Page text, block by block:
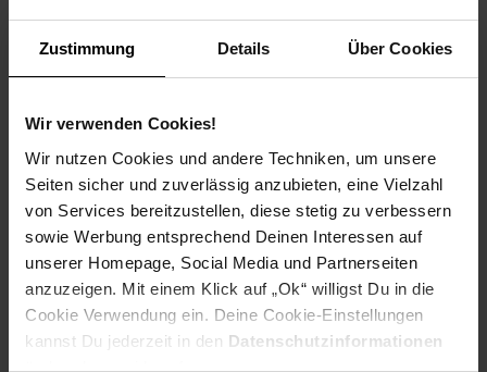
Zustimmung Details Über Cookies
Wir verwenden Cookies!
Wir nutzen Cookies und andere Techniken, um unsere
Seiten sicher und zuverlässig anzubieten, eine Vielzahl
von Services bereitzustellen, diese stetig zu verbessern
sowie Werbung entsprechend Deinen Interessen auf
unserer Homepage, Social Media und Partnerseiten
anzuzeigen. Mit einem Klick auf „Ok“ willigst Du in die
Cookie Verwendung ein. Deine Cookie-Einstellungen
kannst Du jederzeit in den Datenschutzinformationen
ändern bzw. widerrufen.
Hinweis: Aus Gründen der leichteren Lesbarkeit verwenden
wir im Textverlauf die männliche Form der Anrede.
Selbstverständlich sind bei Netto Menschen jeder